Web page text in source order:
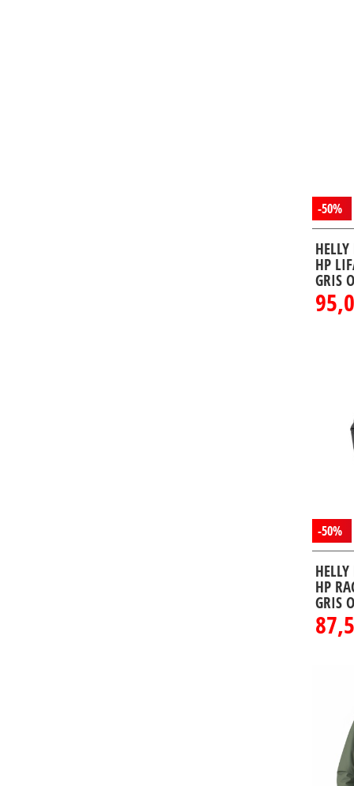
-50%
HP
GRIS
-50%
HP
GRIS